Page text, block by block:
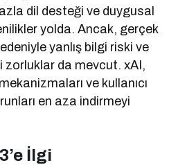
dil desteği ve duygusal
yolda. Ancak, gerçek
yanlış bilgi riski ve
zorluklar da mevcut. xAI,
ve kullanıcı
en aza indirmeyi
İlgi